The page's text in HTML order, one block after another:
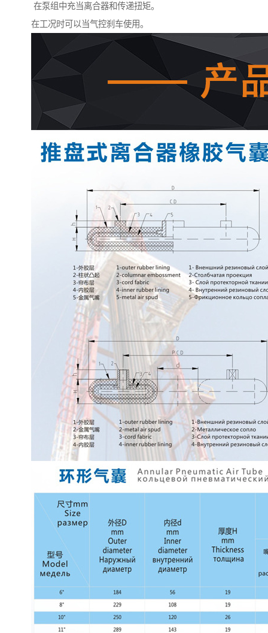
在泵组中充当离合器和传递扭矩。
在工况时可以当气控刹车使用。